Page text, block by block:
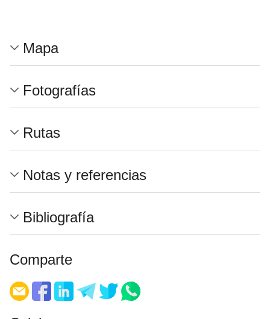
Mapa
Fotografías
Rutas
Notas y referencias
Bibliografía
Comparte